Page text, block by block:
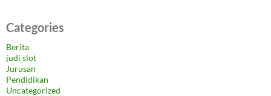
Categories
Berita
judi slot
Jurusan
Pendidikan
Uncategorized